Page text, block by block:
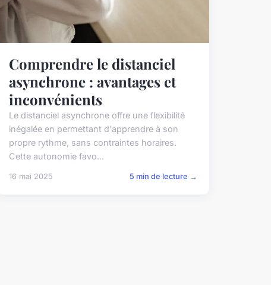
Comprendre le distanciel
asynchrone : avantages et
inconvénients
Le distanciel asynchrone offre une flexibilité
inégalée en permettant d'apprendre à son
propre rythme, sans contraintes horaires.
Cette autonomie favo...
16 mai 2025 5 min de lecture →